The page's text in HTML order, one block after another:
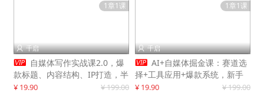
1章1课
 千启
 自媒体写作实战课2.0，爆
款标题、内容结构、IP打造，半
年复制30万粉月入10万+
¥ 19.90 ¥ 199.00
1章1课
 千启
 AI+自媒体掘金课：赛道选
择+工具应用+爆款系统，新手
快速起步，副业月入8000+
¥ 19.90 ¥ 199.00